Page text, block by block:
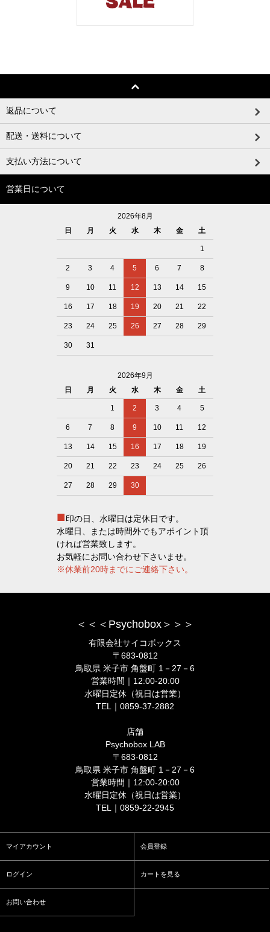
返品について
配送・送料について
支払い方法について
営業日について
2026年8月
日
月 火 水 木 金 土
1
2 3 4 5 6 7 8
9 10 11 12 13 14 15
16 17 18 19 20 21 22
23 24 25 26 27 28 29
30 31
2026年9月
日
月 火 水 木 金 土
1 2 3 4 5
6 7 8 9 10 11 12
13 14 15 16 17 18 19
20 21 22 23 24 25 26
27 28 29 30
■印の日、水曜日は定休日です。
水曜日、または時間外でもアポイント頂
ければ営業致します。
お気軽にお問い合わせ下さいませ。
※休業前20時までにご連絡下さい。
＜＜＜Psychobox＞＞＞
有限会社サイコボックス
〒683-0812
鳥取県 米子市 角盤町 1－27－6
営業時間｜12:00-20:00
水曜日定休（祝日は営業）
TEL｜0859-37-2882
店舗
Psychobox LAB
〒683-0812
鳥取県 米子市 角盤町 1－27－6
営業時間｜12:00-20:00
水曜日定休（祝日は営業）
TEL｜0859-22-2945
マイアカウント 会員登録
ログイン カートを見る
お問い合わせ